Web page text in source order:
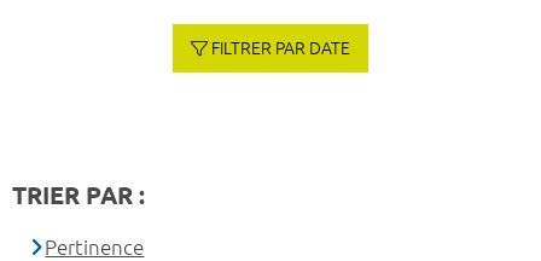
FILTRER PAR DATE
TRIER PAR :
Pertinence